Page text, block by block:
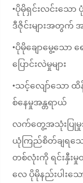
•ပိုမိုရှင်းလင်းသေ
ဒီဇိုင်းများအတွက်
•ပိုမိုချောမွေ့သော ရ
ပြောင်းလဲမှုများ
•သင့်လျော်သော ထိန်
စ်နေမှုအန္တရာယ်
လက်တွေ့အသုံးပြုမှု
ယုံကြည်စိတ်ချရသေ
တစ်လုံးကို ရင်းနှီးမှု
လေ ပိုမိုနည်းပါးသ